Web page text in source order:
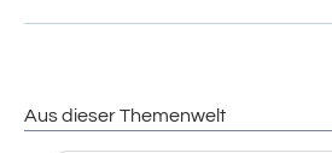
Aus dieser Themenwelt